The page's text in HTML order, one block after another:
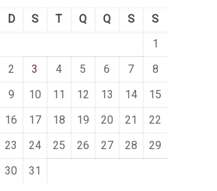
D S T Q Q S
S
1
2
3 4 5 6 7
8
9
10 11 12 13 14
15
16
17 18 19 20 21
22
23
24 25 26 27 28
29
30
31